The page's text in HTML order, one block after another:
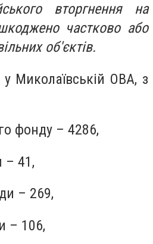
вторгнення на
частково або
об'єктів.
у Миколаївській ОВА, з
фонду – 4286,
– 41,
– 269,
– 106,